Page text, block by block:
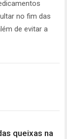
no fim das
de evitar a
queixas na